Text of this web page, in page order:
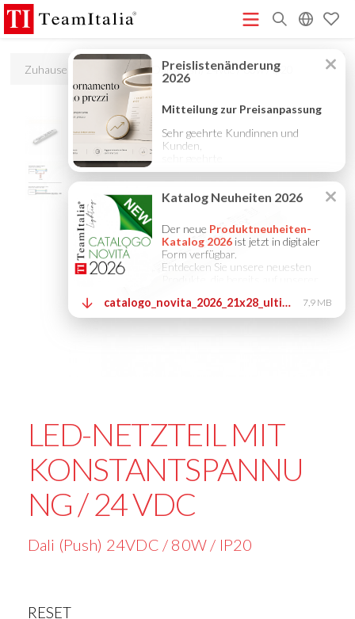
R
Preisliste – Juli 2026(513K) Katalog Neuheiten 2026
CATALOGUE 2025(12M) TECHNICAL CATALOGUE 2025
COMPANY PROFILE ITA (3M) COMPANY PROFILE GB(3M) COMPANY
PROFILE DE
StarTeam 1 (Einführung) (16M)
StarTeam 2
(Produkt)
★Touch-Dim and Synchronization Instructions
Zuhause Zubehör Dali (push) 24vdc / 80w / ip20
LED-NETZTEIL MIT
KONSTANTSPANNU
NG / 24 VDC
Dali (Push) 24VDC / 80W / IP20
RESET